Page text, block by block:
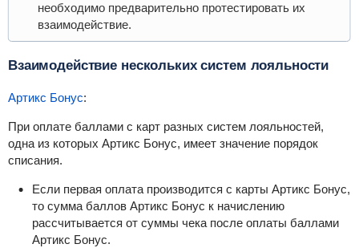
необходимо предварительно протестировать их
взаимодействие.
Взаимодействие нескольких систем лояльности
Артикс Бонус:
При оплате баллами с карт разных систем лояльностей,
одна из которых Артикс Бонус, имеет значение порядок
списания.
Если первая оплата производится с карты Артикс Бонус,
то сумма баллов Артикс Бонус к начислению
рассчитывается от суммы чека после оплаты баллами
Артикс Бонус.